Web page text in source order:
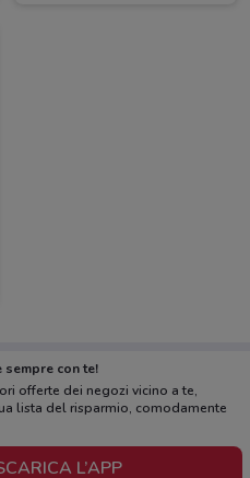
sempre con te!
offerte dei negozi vicino a te,
lista del risparmio, comodamente
L’APP